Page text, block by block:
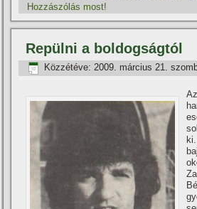
Hozzászólás most!
Repülni a boldogságtól
Közzétéve: 2009. március 21.